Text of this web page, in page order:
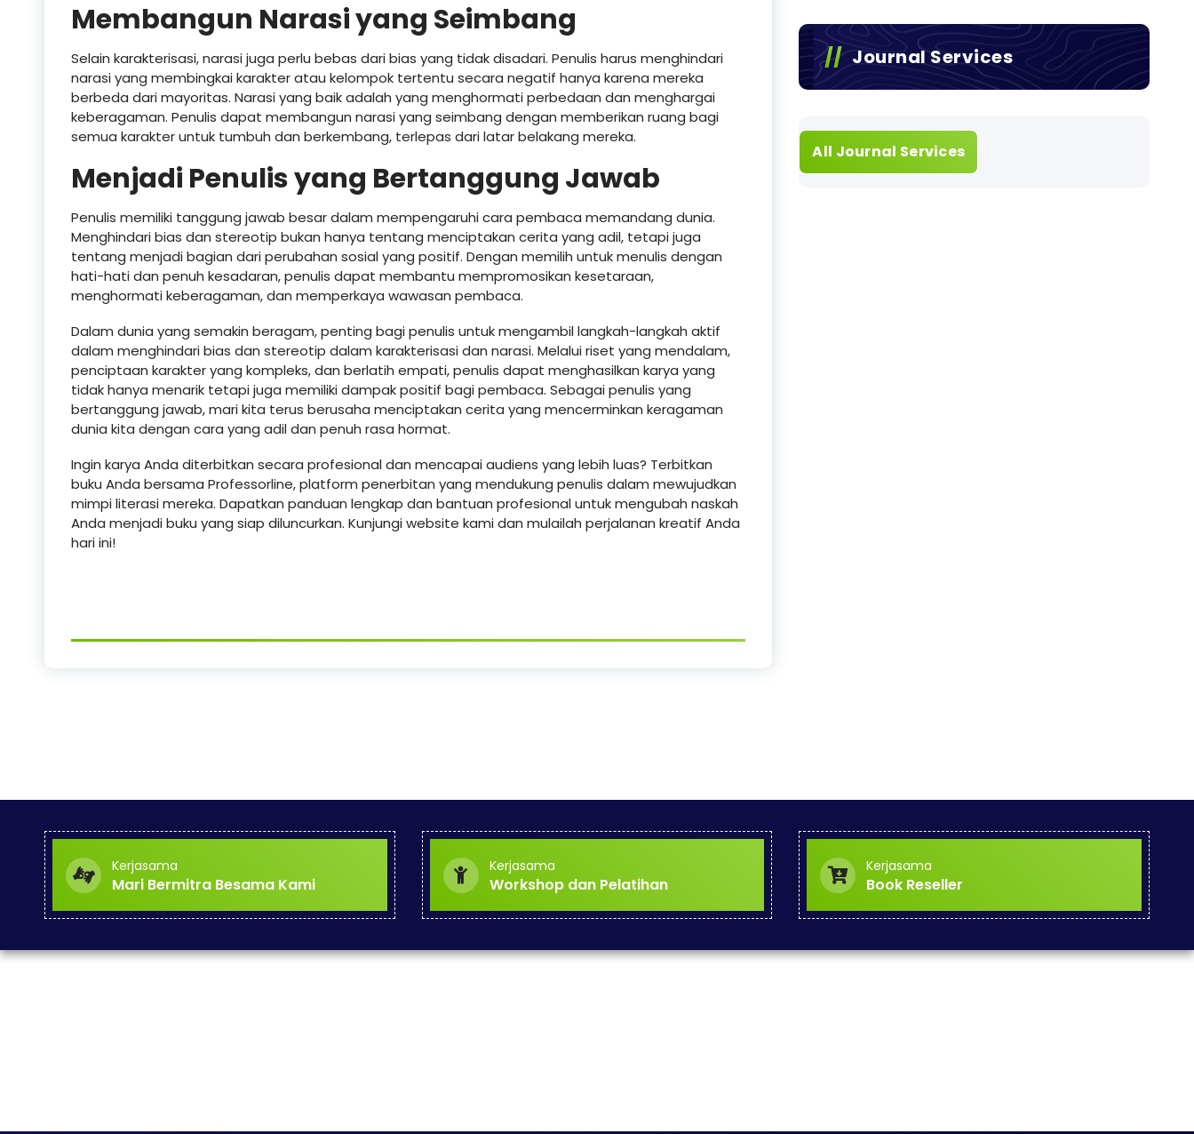
Membangun Narasi yang Seimbang
Selain karakterisasi, narasi juga perlu bebas dari bias yang tidak disadari. Penulis harus menghindari
narasi yang membingkai karakter atau kelompok tertentu secara negatif hanya karena mereka
berbeda dari mayoritas. Narasi yang baik adalah yang menghormati perbedaan dan menghargai
keberagaman. Penulis dapat membangun narasi yang seimbang dengan memberikan ruang bagi
semua karakter untuk tumbuh dan berkembang, terlepas dari latar belakang mereka.
Menjadi Penulis yang Bertanggung Jawab
Penulis memiliki tanggung jawab besar dalam mempengaruhi cara pembaca memandang dunia.
Menghindari bias dan stereotip bukan hanya tentang menciptakan cerita yang adil, tetapi juga
tentang menjadi bagian dari perubahan sosial yang positif. Dengan memilih untuk menulis dengan
hati-hati dan penuh kesadaran, penulis dapat membantu mempromosikan kesetaraan,
menghormati keberagaman, dan memperkaya wawasan pembaca.
Dalam dunia yang semakin beragam, penting bagi penulis untuk mengambil langkah-langkah aktif
dalam menghindari bias dan stereotip dalam karakterisasi dan narasi. Melalui riset yang mendalam,
penciptaan karakter yang kompleks, dan berlatih empati, penulis dapat menghasilkan karya yang
tidak hanya menarik tetapi juga memiliki dampak positif bagi pembaca. Sebagai penulis yang
bertanggung jawab, mari kita terus berusaha menciptakan cerita yang mencerminkan keragaman
dunia kita dengan cara yang adil dan penuh rasa hormat.
Ingin karya Anda diterbitkan secara profesional dan mencapai audiens yang lebih luas? Terbitkan
buku Anda bersama Professorline, platform penerbitan yang mendukung penulis dalam mewujudkan
mimpi literasi mereka. Dapatkan panduan lengkap dan bantuan profesional untuk mengubah naskah
Anda menjadi buku yang siap diluncurkan. Kunjungi website kami dan mulailah perjalanan kreatif Anda
hari ini!
Journal Services
All Journal Services
Kerjasama
Mari Bermitra Besama Kami
Kerjasama
Workshop dan Pelatihan
Kerjasama
Book Reseller